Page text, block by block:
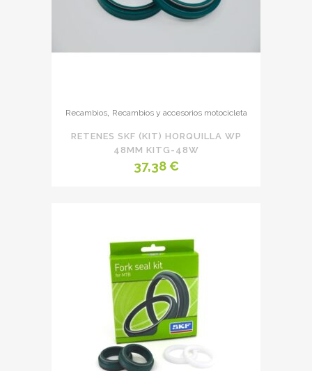
Recambios, Recambios y accesorios motocicleta
RETENES SKF (KIT) HORQUILLA WP
48MM KITG-48W
37,38€